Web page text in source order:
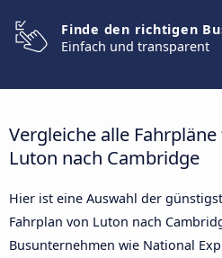
Finde den richtigen
Einfach und transparent
Vergleiche alle
Luton nach Cambridge
Hier ist eine Auswahl der
Fahrplan von Luton nach
Busunternehmen wie National